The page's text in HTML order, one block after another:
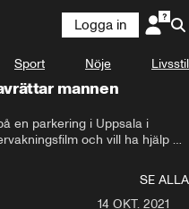
Logga in
Sport Nöje Livsstil
mannen
en parkering i Uppsala i
och vill ha hjälp
SE ALLA
14 OKT. 2021